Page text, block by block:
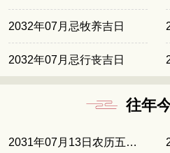
2032年07月忌牧养吉日
2032年07月忌行丧吉日
往年
2031年07月13日农历五月廿四